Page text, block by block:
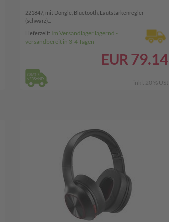
221847, mit Dongle, Bluetooth, Lautstärkenregler
(schwarz)...
Lieferzeit: Im Versandlager lagernd -
versandbereit in 3-4 Tagen
EUR 79.14
inkl. 20 % USt